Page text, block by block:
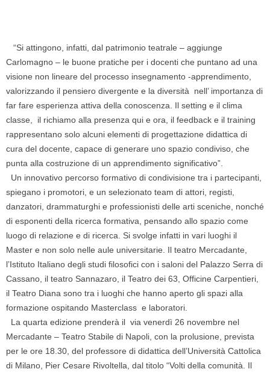
“Si attingono, infatti, dal patrimonio teatrale – aggiunge
Carlomagno – le buone pratiche per i docenti che puntano ad una
visione non lineare del processo insegnamento -apprendimento,
valorizzando il pensiero divergente e la diversità nell’ importanza di
far fare esperienza attiva della conoscenza. Il setting e il clima
classe, il richiamo alla presenza qui e ora, il feedback e il training
rappresentano solo alcuni elementi di progettazione didattica di
cura del docente, capace di generare uno spazio condiviso, che
punta alla costruzione di un apprendimento significativo”.
Un innovativo percorso formativo di condivisione tra i partecipanti,
spiegano i promotori, e un selezionato team di attori, registi,
danzatori, drammaturghi e professionisti delle arti sceniche, nonché
di esponenti della ricerca formativa, pensando allo spazio come
luogo di relazione e di ricerca. Si svolge infatti in vari luoghi il
Master e non solo nelle aule universitarie. Il teatro Mercadante,
l’Istituto Italiano degli studi filosofici con i saloni del Palazzo Serra di
Cassano, il teatro Sannazaro, il Teatro dei 63, Officine Carpentieri,
il Teatro Diana sono tra i luoghi che hanno aperto gli spazi alla
formazione ospitando Masterclass e laboratori.
La quarta edizione prenderà il via venerdì 26 novembre nel
Mercadante – Teatro Stabile di Napoli, con la prolusione, prevista
per le ore 18.30, del professore di didattica dell’Università Cattolica
di Milano, Pier Cesare Rivoltella, dal titolo “Volti della comunità. Il